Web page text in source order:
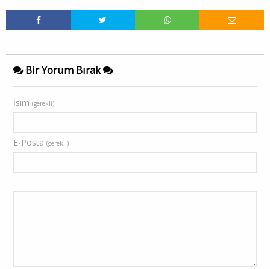
Bir Yorum Bırak
İsim (gerekli)
E-Posta (gerekli)